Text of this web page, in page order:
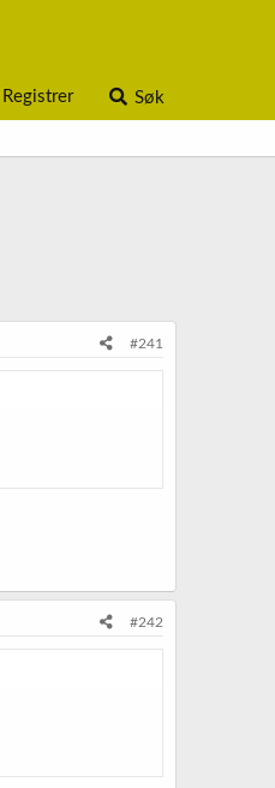
Registrer Søk
#241
#242